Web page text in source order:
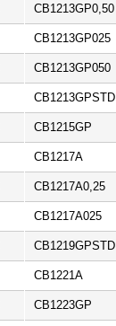
CB1213GP0,50
CB1213GP025
CB1213GP050
CB1213GPSTD
CB1215GP
CB1217A
CB1217A0,25
CB1217A025
CB1219GPSTD
CB1221A
CB1223GP